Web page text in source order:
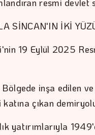
resmi devlet
SİNCAN'IN İKİ
19 Eylül 2025
inşa edilen
çıkan
yatırımlarıyla